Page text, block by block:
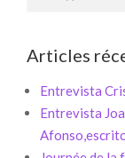
Articles
Entrevista
Entrevista